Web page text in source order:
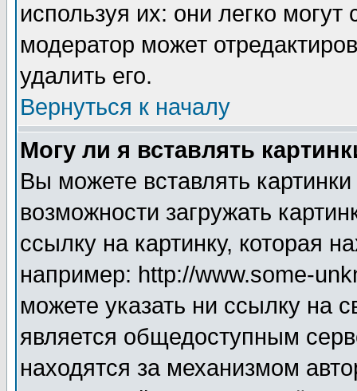
используя их: они легко
модератор может
удалить его.
Вернуться к началу
Могу ли я вставлять
Вы можете вставлять
возможности загружать
ссылку на картинку, которая
например: http://www.some-
можете указать ни ссылку на
является общедоступным
находятся за механизмом